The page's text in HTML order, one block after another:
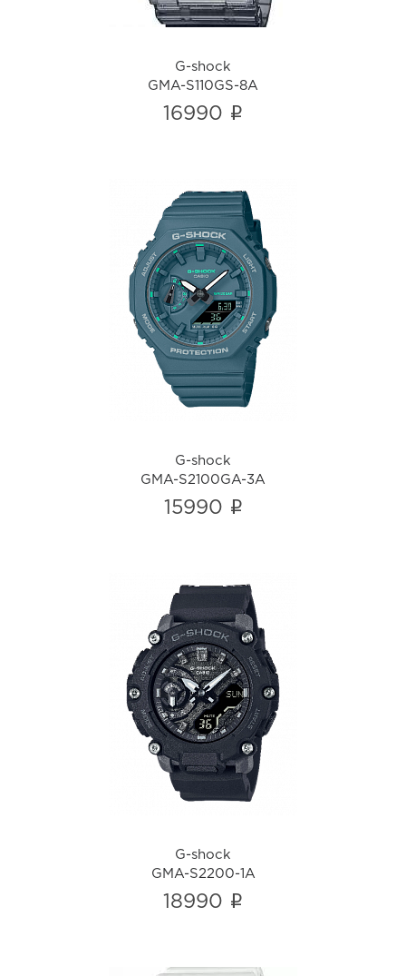
G-shock
GMA-S110GS-8A
16990 i
G-shock
GMA-S2100GA-3A
i
G-shock
GMA-S2100GA-3A
15990 i
G-shock
GMA-S2200-1A
i
G-shock
GMA-S2200-1A
18990 i